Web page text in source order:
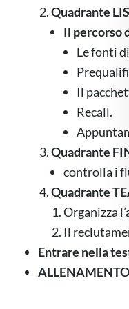
Quadrante
Il percorso
Le fonti
Il
Recall.
Quadrante
controlla i
Quadrante
Organizza
Il
Entrare nella